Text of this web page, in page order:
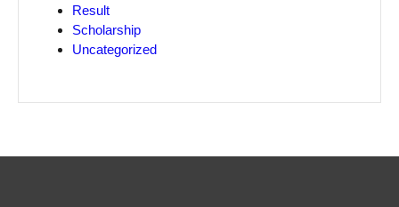
Result
Scholarship
Uncategorized